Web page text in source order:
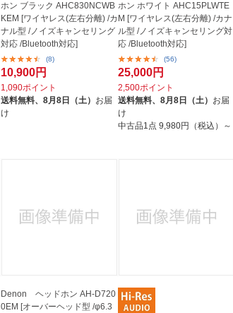
ホン ブラック AHC830NCWB
KEM [ワイヤレス(左右分離) /カ
ナル型 /ノイズキャンセリング
対応 /Bluetooth対応]
(8)
10,900円
1,090ポイント
送料無料、 8月8日（土） お届
け
ホン ホワイト AHC15PLWTE
M [ワイヤレス(左右分離) /カナ
ル型 /ノイズキャンセリング対
応 /Bluetooth対応]
(56)
25,000円
2,500ポイント
送料無料、8月8日（土） お届
け
中古品1点9,980円（税込）～
Denon ヘッドホン AH-D720
0EM [オーバーヘッド型 /φ6.3